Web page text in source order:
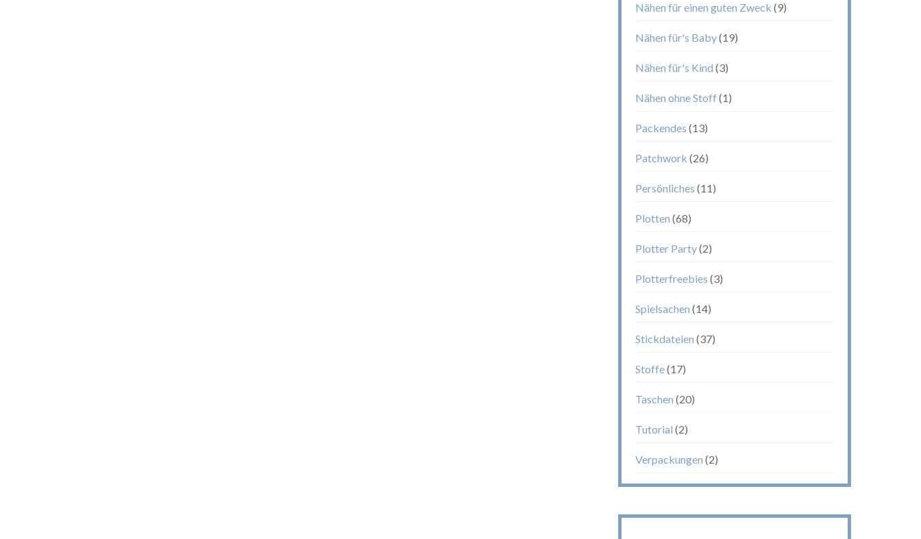
Nähen für einen guten Zweck (9)
Nähen für's Baby(19)
Nähen für's Kind (3)
Nähen ohne Stoff (1)
Packendes (13)
Patchwork (26)
Persönliches (11)
Plotten (68)
Plotter Party(2)
Plotterfreebies (3)
Spielsachen (14)
Stickdateien (37)
Stoffe(17)
Taschen (20)
Tutorial (2)
Verpackungen (2)